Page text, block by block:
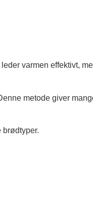
varmen effektivt,
metode giver
brødtyper.